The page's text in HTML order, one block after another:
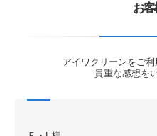
お客
アイワクリーンをご
貴重な感想を